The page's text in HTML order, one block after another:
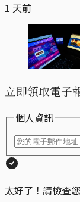
1 天前
立即領取電子
個人資訊
太好了！請檢查